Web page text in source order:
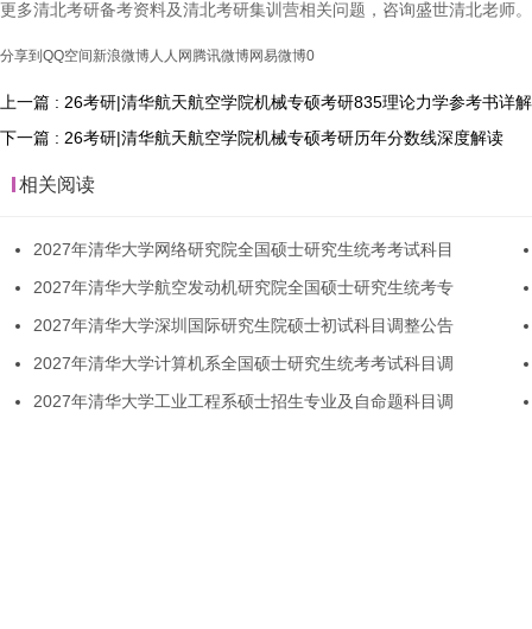
更多清北考研备考资料及清北考研集训营相关问题，咨询盛世清北老师。
分享到 QQ空间 新浪微博人人网 腾讯微博网易微博0
上一篇 : 26考研|清华航天航空学院机械专硕考研835理论力学参考书详解
下一篇 : 26考研|清华航天航空学院机械专硕考研历年分数线深度解读
相关阅读
2027年清华大学网络研究院全国硕士研究生统考考试科目
2027年清华大学航空发动机研究院全国硕士研究生统考专
2027年清华大学深圳国际研究生院硕士初试科目调整公告
2027年清华大学计算机系全国硕士研究生统考考试科目调
2027年清华大学工业工程系硕士招生专业及自命题科目调